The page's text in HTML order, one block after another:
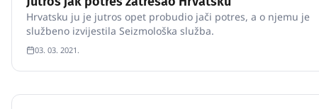
Hrvatsku ju je jutros opet probudio jači potres, a o njemu je
službeno izvijestila Seizmološka služba.
03. 03. 2021.